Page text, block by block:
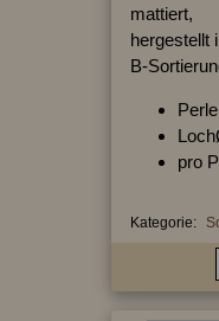
mattiert,
hergestellt
B-
pro
Kategorie: